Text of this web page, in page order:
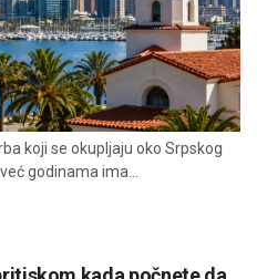
koji se okupljaju oko Srpskog
godinama ima...